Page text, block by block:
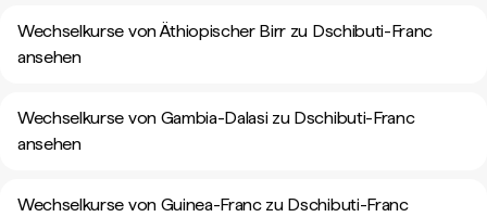
Wechselkurse von Äthiopischer Birr zu Dschibuti-Franc
ansehen
Wechselkurse von Gambia-Dalasi zu Dschibuti-Franc
ansehen
Wechselkurse von Guinea-Franc zu Dschibuti-Franc